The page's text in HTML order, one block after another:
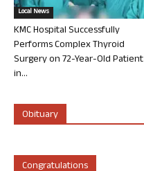
Local News
KMC Hospital Successfully
Performs Complex Thyroid
Surgery on 72-Year-Old Patient
in...
Obituary
Congratulations